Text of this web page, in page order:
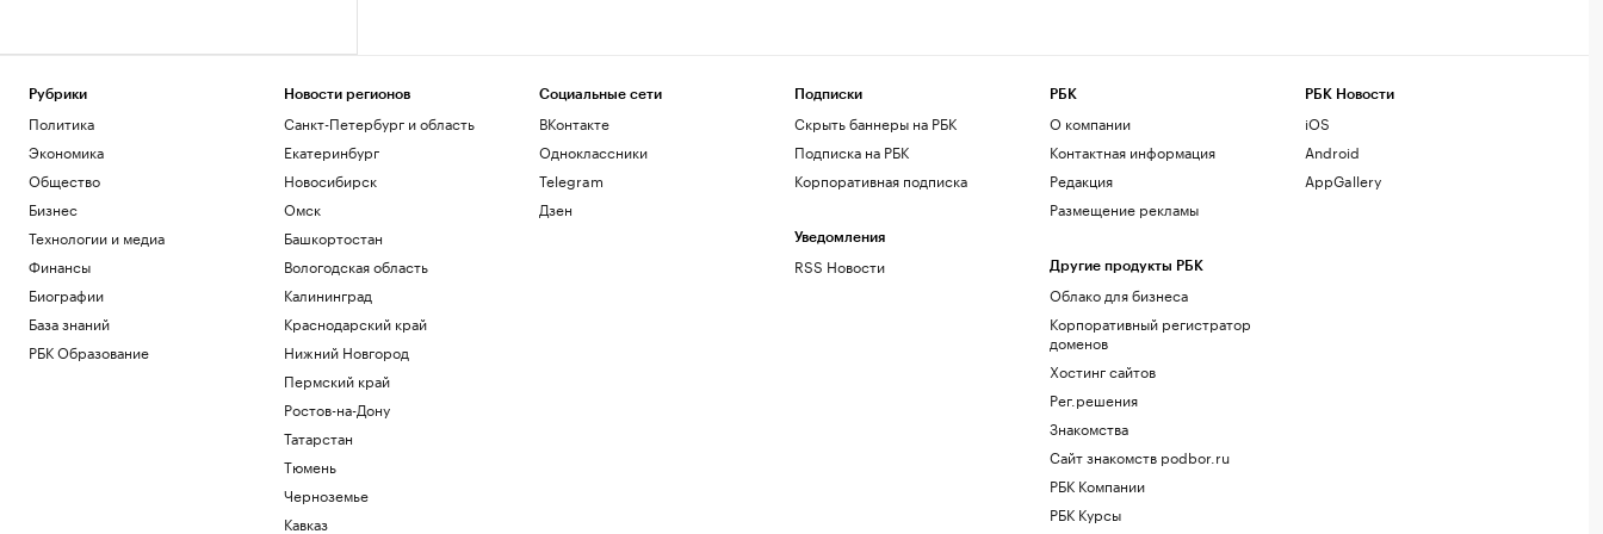
Рубрики
Политика
Экономика
Общество
Бизнес
Технологии и медиа
Финансы
Биографии
База знаний
РБК Образование
Новости регионов
Санкт-Петербург и область
Екатеринбург
Новосибирск
Омск
Башкортостан
Вологодская область
Калининград
Краснодарский край
Нижний Новгород
Пермский край
Ростов-на-Дону
Татарстан
Тюмень
Черноземье
Кавказ
Социальные сети
ВКонтакте
Одноклассники
Telegram
Дзен
Подписки
Скрыть баннеры на РБК
Подписка на РБК
Корпоративная подписка
Уведомления
RSS Новости
РБК
О компании
Контактная информация
Редакция
Размещение рекламы
Другие продукты РБК
Облако для бизнеса
Корпоративный регистратор
доменов
Хостинг сайтов
Рег.решения
Знакомства
Сайт знакомств podbor.ru
РБК Компании
РБК Курсы
РБК Новости
iOS
Android
AppGallery